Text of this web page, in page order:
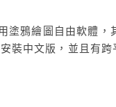
塗鴉繪圖自由軟體，
裝中文版，並且有